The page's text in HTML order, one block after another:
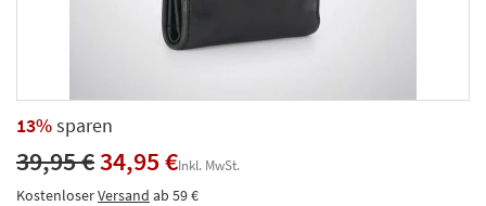
13%sparen
39,95 €34,95 €Inkl. MwSt.
KostenloserVersand ab 59 €